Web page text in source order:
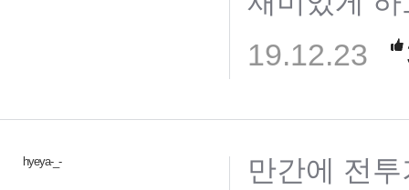
19.12.23
hyeya-_-
만간에 전